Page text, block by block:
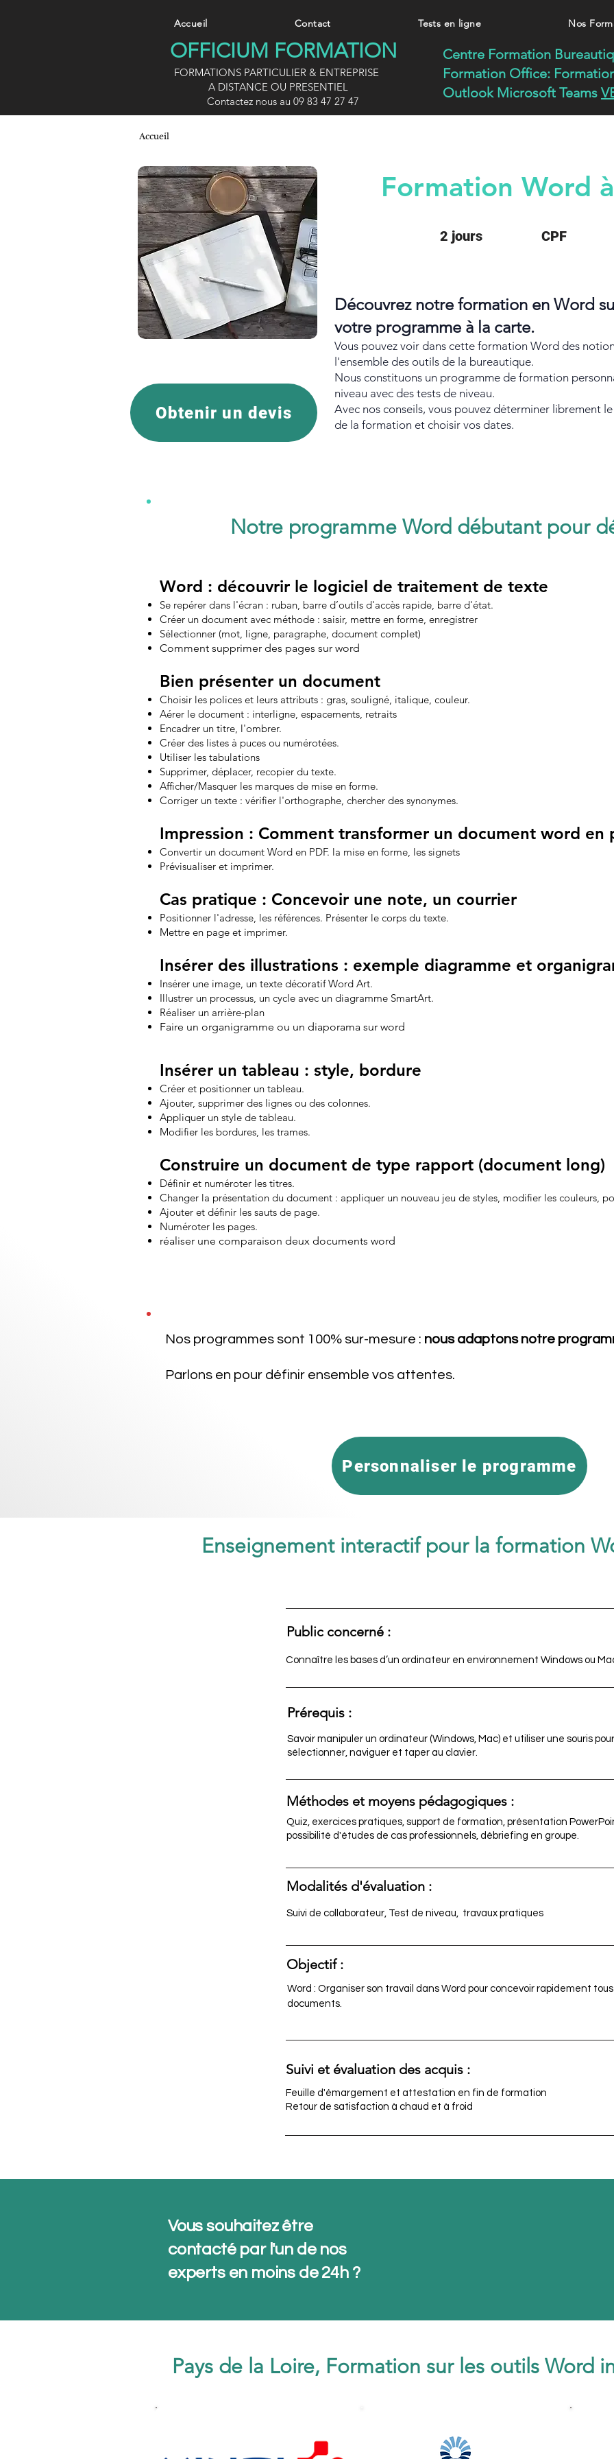
Accueil Contact Tests en ligne Nos
OFFICIUM FORMATION
FORMATIONS PARTICULIER & ENTREPRISE
A DISTANCE OU PRESENTIEL
Contactez nous au 09 83 47 27 47
Centre Formation
Formation Office:
Outlook Microsoft Teams
Accueil
Obtenir un devis
Formation Word
2 jours CPF
Découvrez notre formation en Word
votre programme à la carte.
Vous pouvez voir dans cette formation Word des
l'ensemble des outils de la bureautique.
Nous constituons un programme de formation
niveau avec des tests de niveau.
Avec nos conseils, vous pouvez déterminer librement
de la formation et choisir vos dates.
Notre programme Word débutant pour
Word : découvrir le logiciel de traitement de texte
Se repérer dans l'écran : ruban, barre d’outils d'accès rapide, barre d'état.
Créer un document avec méthode : saisir, mettre en forme, enregistrer
Sélectionner (mot, ligne, paragraphe, document complet)
Comment supprimer des pages sur word
Bien présenter un document
Choisir les polices et leurs attributs : gras, souligné, italique, couleur.
Aérer le document : interligne, espacements, retraits
Encadrer un titre, l'ombrer.
Créer des listes à puces ou numérotées.
Utiliser les tabulations
Supprimer, déplacer, recopier du texte.
Afficher/Masquer les marques de mise en forme.
Corriger un texte : vérifier l'orthographe, chercher des synonymes.
Impression : Comment transformer un document word en
Convertir un document Word en PDF. la mise en forme, les signets
Prévisualiser et imprimer.
Cas pratique : Concevoir une note, un courrier
Positionner l'adresse, les références. Présenter le corps du texte.
Mettre en page et imprimer.
Insérer des illustrations : exemple diagramme et
Insérer une image, un texte décoratif Word Art.
Illustrer un processus, un cycle avec un diagramme SmartArt.
Réaliser un arrière-plan
Faire un organigramme ou un diaporama sur word
Insérer un tableau : style, bordure
Créer et positionner un tableau.
Ajouter, supprimer des lignes ou des colonnes.
Appliquer un style de tableau.
Modifier les bordures, les trames.
Construire un document de type rapport (document long)
Définir et numéroter les titres.
Changer la présentation du document : appliquer un nouveau jeu de styles, modifier les couleurs,
Ajouter et définir les sauts de page.
Numéroter les pages.
réaliser une comparaison deux documents word
Nos programmes sont 100% sur-mesure : nous adaptons notre
Parlons en pour définir ensemble vos attentes.
Personnaliser le programme
Enseignement interactif pour la formation
Public concerné :
Connaître les bases d’un ordinateur en environnement Windows ou
Prérequis :
Savoir manipuler un ordinateur (Windows, Mac) et utiliser une souris
sélectionner, naviguer et taper au clavier.
Méthodes et moyens pédagogiques :
Quiz, exercices pratiques, support de formation, présentation
possibilité d'études de cas professionnels, débriefing en groupe.
Modalités d'évaluation :
Suivi de collaborateur, Test de niveau, travaux pratiques
Objectif :
Word : Organiser son travail dans Word pour concevoir rapidement
documents.
Suivi et évaluation des acquis :
Feuille d'émargement et attestation en fin de formation
Retour de satisfaction à chaud et à froid
Vous souhaitez être
contacté par l'un de nos
experts en moins de 24h ?
Pays de la Loire, Formation sur les outils Word